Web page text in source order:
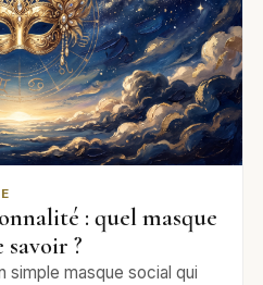
: quel masque
savoir ?
simple masque social qui